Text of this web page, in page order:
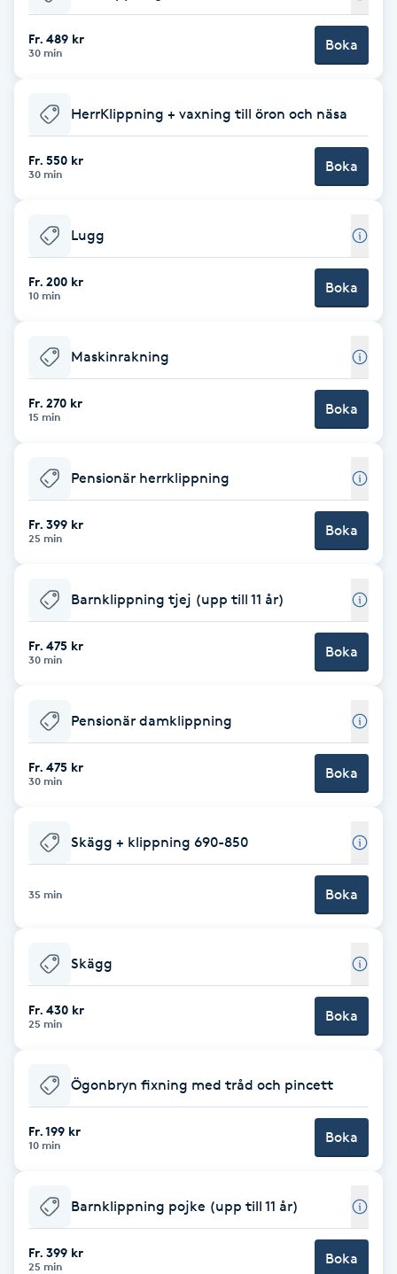
Babylights
Balayage
Barber
Barnklippning
BIAB
Blowout
Bottenfärg
Brynfärgning
Brynplockning
Celluliter
Color correction
Cryoterapi
Damklippning
Diamantslipning
Extensions
Extensions borttagning
Face framing
Fr. 489 kr
30 min Boka
HerrKlippning + vaxning till öron och näsa
Fr. 550 kr
30 min Boka
Lugg
Fr. 200 kr
10 min Boka
Maskinrakning
Fr. 270 kr
15 min Boka
Pensionär herrklippning
Fr. 399 kr
25 min Boka
Barnklippning tjej (upp till 11 år)
Fr. 475 kr
30 min Boka
Pensionär damklippning
Fr. 475 kr
30 min Boka
Skägg + klippning 690-850
35 min Boka
Skägg
Fr. 430 kr
25 min Boka
Ögonbryn fixning med tråd och pincett
Fr. 199 kr
10 min Boka
Barnklippning pojke (upp till 11 år)
Fr. 399 kr
25 min Boka